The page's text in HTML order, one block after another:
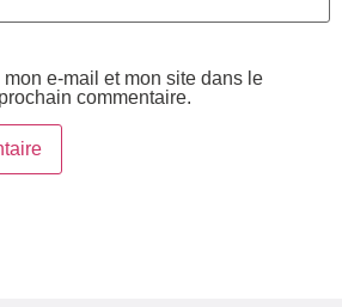
e-mail et mon site dans le
commentaire.